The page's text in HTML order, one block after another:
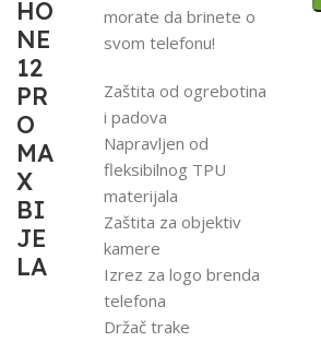
HO
NE
12
PR
O
MA
X
BI
JE
LA
morate da brinete o
svom telefonu!
Zaštita od ogrebotina
i padova
Napravljen od
fleksibilnog TPU
materijala
Zaštita za objektiv
kamere
Izrez za logo brenda
telefona
Držač trake